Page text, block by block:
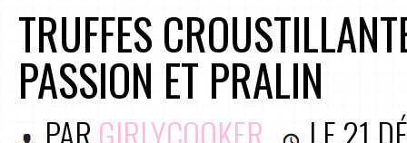
TRUFFES
PASSION ET PRALIN
PAR GIRLYCOOKER LE21